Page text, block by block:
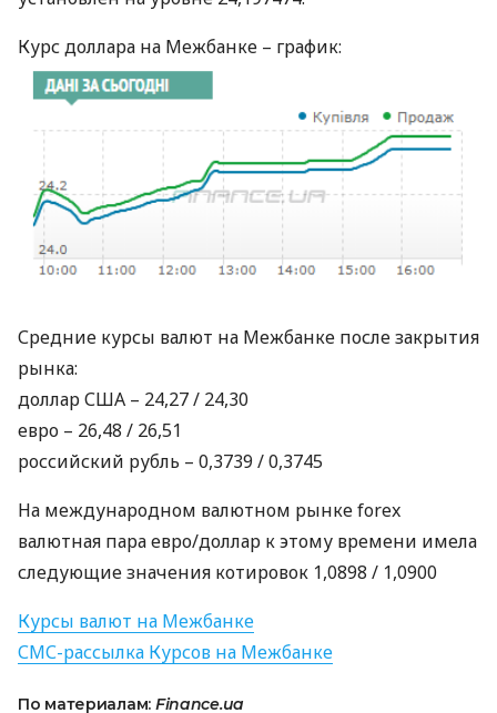
Курс доллара на Межбанке – график:
Средние курсы валют на Межбанке после закрытия
рынка:
долларСША – 24,27 / 24,30
евро – 26,48 / 26,51
российский рубль – 0,3739 / 0,3745
На международном валютном рынке forex
валютная пара евро/доллар к этому времени имела
следующие значения котировок 1,0898 / 1,0900
Курсы валют на Межбанке
СМС-рассылка Курсов на Межбанке
По материалам: Finance.ua